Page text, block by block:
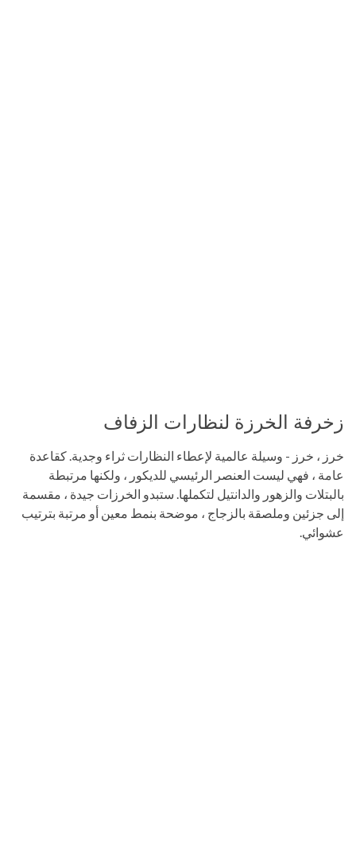
زخرفة الخرزة لنظارات الزفاف
خرز ، خرز - وسيلة عالمية لإعطاء النظارات ثراء وجدية. كقاعدة
عامة ، فهي ليست العنصر الرئيسي للديكور ، ولكنها مرتبطة
بالبتلات والزهور والدانتيل لتكملها. ستبدو الخرزات جيدة ، مقسمة
إلى جزئين وملصقة بالزجاج ، موضحة بنمط معين أو مرتبة بترتيب
عشوائي.